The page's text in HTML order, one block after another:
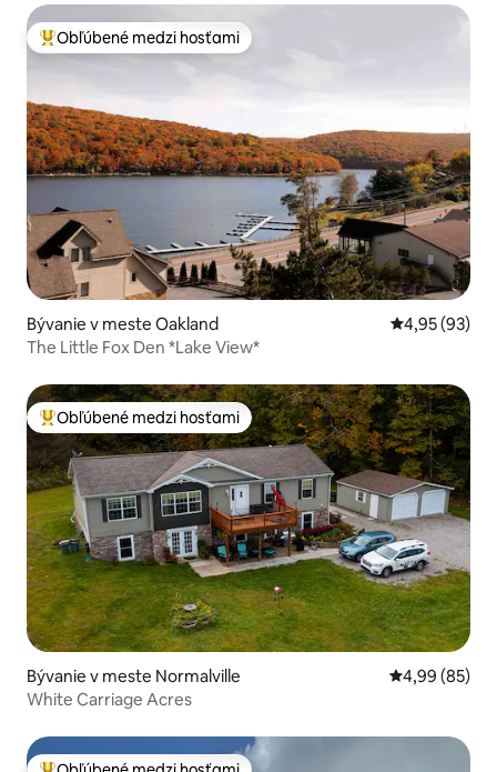
Najobľúbenejšie medzi hosťami
Obľúbené medzi hosťami
Bývanie v meste Oakland Priemerné
4,95 (93)
The Little Fox Den *Lake View*
Najobľúbenejšie medzi hosťami
Obľúbené medzi hosťami
Bývanie v meste Normalville Priemerné
4,99 (85)
White Carriage Acres